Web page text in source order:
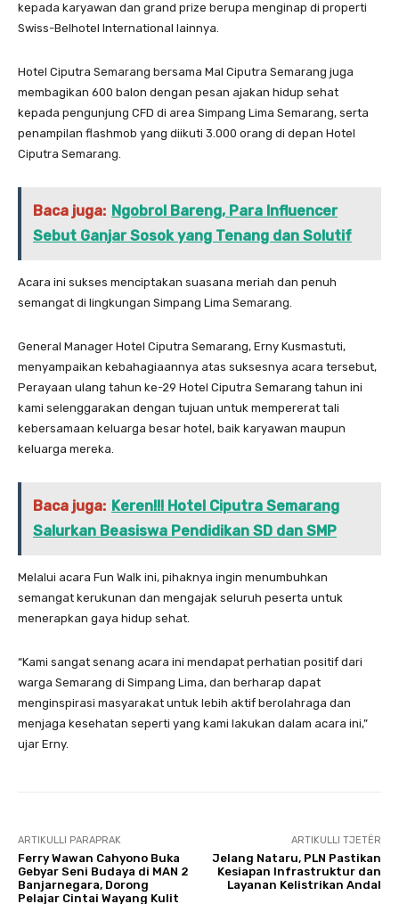
kepada karyawan dan grand prize berupa menginap di properti
Swiss-Belhotel International lainnya.
Hotel Ciputra Semarang bersama Mal Ciputra Semarang juga
membagikan 600 balon dengan pesan ajakan hidup sehat
kepada pengunjung CFD di area Simpang Lima Semarang, serta
penampilan flashmob yang diikuti 3.000 orang di depan Hotel
Ciputra Semarang.
Baca juga: Ngobrol Bareng, Para Influencer
Sebut Ganjar Sosok yang Tenang dan Solutif
Acara ini sukses menciptakan suasana meriah dan penuh
semangat di lingkungan Simpang Lima Semarang.
General Manager Hotel Ciputra Semarang, Erny Kusmastuti,
menyampaikan kebahagiaannya atas suksesnya acara tersebut,
Perayaan ulang tahun ke-29 Hotel Ciputra Semarang tahun ini
kami selenggarakan dengan tujuan untuk mempererat tali
kebersamaan keluarga besar hotel, baik karyawan maupun
keluarga mereka.
Baca juga: Keren!!! Hotel Ciputra Semarang
Salurkan Beasiswa Pendidikan SD dan SMP
Melalui acara Fun Walk ini, pihaknya ingin menumbuhkan
semangat kerukunan dan mengajak seluruh peserta untuk
menerapkan gaya hidup sehat.
“Kami sangat senang acara ini mendapat perhatian positif dari
warga Semarang di Simpang Lima, dan berharap dapat
menginspirasi masyarakat untuk lebih aktif berolahraga dan
menjaga kesehatan seperti yang kami lakukan dalam acara ini,”
ujar Erny.
ARTIKULLI PARAPRAK
Ferry Wawan Cahyono Buka
Gebyar Seni Budaya di MAN 2
Banjarnegara, Dorong
Pelajar Cintai Wayang Kulit
ARTIKULLI TJETËR
Jelang Nataru, PLN Pastikan
Kesiapan Infrastruktur dan
Layanan Kelistrikan Andal